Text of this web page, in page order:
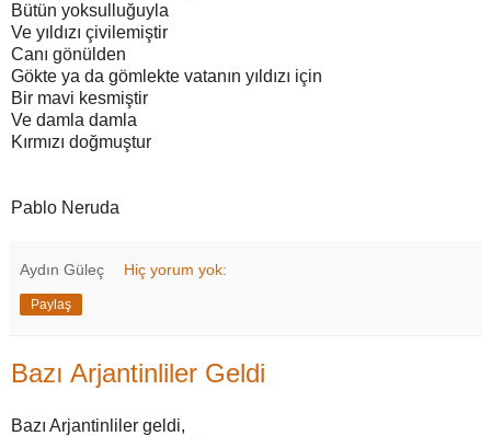
Bütün yoksulluğuyla
Ve yıldızı çivilemiştir
Canı gönülden
Gökte ya da gömlekte vatanın yıldızı için
Bir mavi kesmiştir
Ve damla damla
Kırmızı doğmuştur
Pablo Neruda
Aydın Güleç Hiç yorum yok:
Paylaş
Bazı Arjantinliler Geldi
Bazı Arjantinliler geldi,